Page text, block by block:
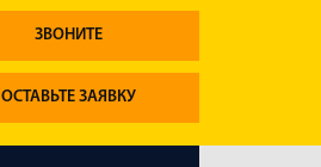
ЗВОНИТЕ
ОСТАВЬТЕ ЗАЯВКУ